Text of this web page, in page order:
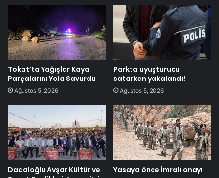
Tokat’ta Yağışlar Kaya
Parçalarını Yola Savurdu
Ağustos 5, 2026
Parkta uyuşturucu
satarken yakalandı!
Ağustos 5, 2026
Dadaloğlu Avşar Kültür ve
Yasaya önce İmralı onayı